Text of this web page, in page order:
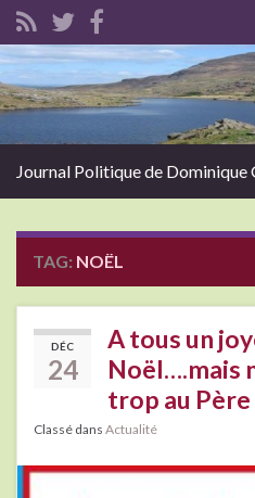
Search for:
Journal Politique de Dominique
TAG: NOËL
DÉC
24
A tous un
Noël….mais
trop au Père
Classé dans Actualité